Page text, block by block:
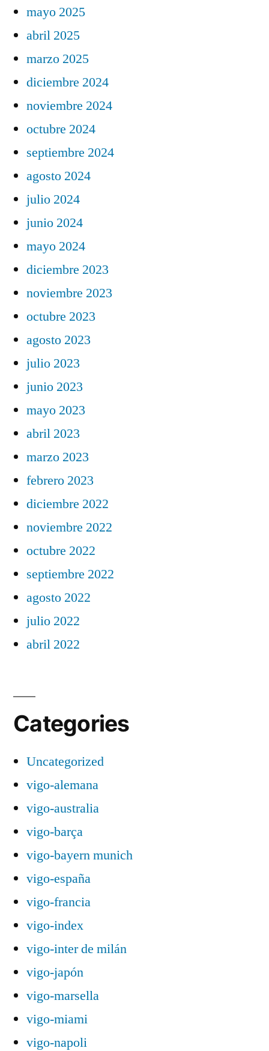
mayo 2025
abril 2025
marzo 2025
diciembre 2024
noviembre 2024
octubre 2024
septiembre 2024
agosto 2024
julio 2024
junio 2024
mayo 2024
diciembre 2023
noviembre 2023
octubre 2023
agosto 2023
julio 2023
junio 2023
mayo 2023
abril 2023
marzo 2023
febrero 2023
diciembre 2022
noviembre 2022
octubre 2022
septiembre 2022
agosto 2022
julio 2022
abril 2022
Categories
Uncategorized
vigo-alemana
vigo-australia
vigo-barça
vigo-bayern munich
vigo-españa
vigo-francia
vigo-index
vigo-inter de milán
vigo-japón
vigo-marsella
vigo-miami
vigo-napoli